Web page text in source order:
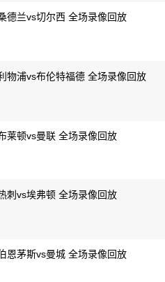
德兰vs切尔西 全场录像回放
物浦vs布伦特福德 全场录像回放
莱顿vs曼联 全场录像回放
刺vs埃弗顿 全场录像回放
恩茅斯vs曼城 全场录像回放